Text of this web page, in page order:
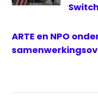
ARTE en NPO